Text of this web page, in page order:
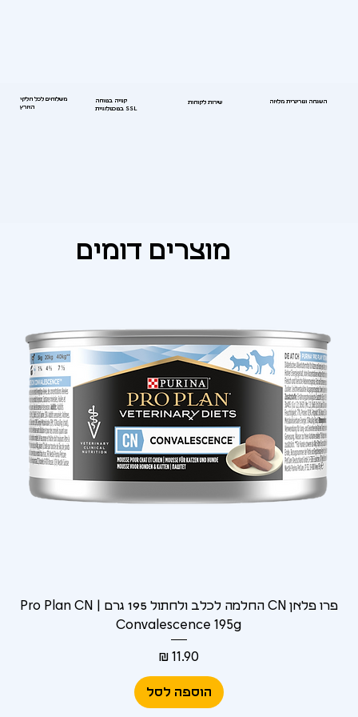
משלוחים לכל חלקי
הארץ
קנייה בטוחה
בטכנולוגיית SSL
שירות לקוחות השגחה וטרינרית מלאה
מוצרים דומים
פרו פלאן CN החלמה לכלב ולחתול 195 גרם | Pro Plan CN
Convalescence 195g
מחיר‏11.90 ‏₪
הוספה לסל